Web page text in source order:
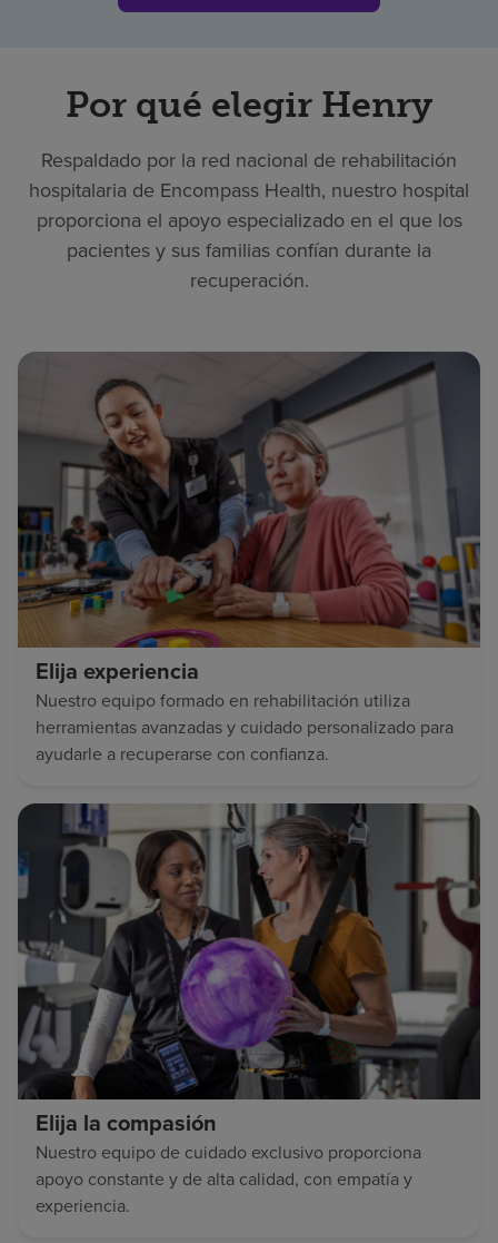
Por qué elegir Henry
Respaldado por la red nacional de rehabilitación
hospitalaria de Encompass Health, nuestro hospital
proporciona el apoyo especializado en el que los
pacientes y sus familias confían durante la
recuperación.
Elija experiencia
Nuestro equipo formado en rehabilitación utiliza
herramientas avanzadas y cuidado personalizado para
ayudarle a recuperarse con confianza.
Elija la compasión
Nuestro equipo de cuidado exclusivo proporciona
apoyo constante y de alta calidad, con empatía y
experiencia.